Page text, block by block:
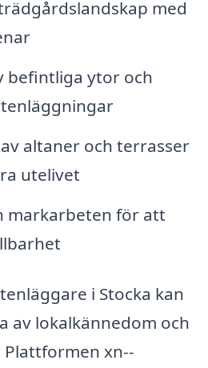
med
befintliga ytor och
altaner och terrasser
utelivet
markarbeten för att
i Stocka kan
av lokalkännedom och
xn--